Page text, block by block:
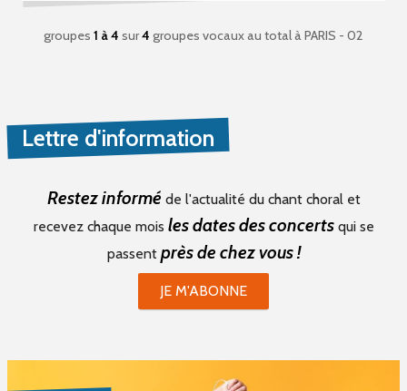
groupes 1 à 4 sur4 groupes vocaux au totalà PARIS - 02
Lettre d'information
Restez informé de l'actualité du chant choral et
recevez chaque mois les dates des concertsqui se
passent près de chez vous !
JE M'ABONNE